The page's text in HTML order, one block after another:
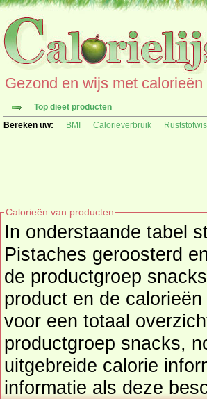
Gezond en wijs met
Top dieet producten
Bereken uw:
BMI Calorieverbruik
Calorieën van producten
In onderstaande tabel
Pistaches geroosterd
de productgroep snacks, noten
product en de
voor een totaal overzicht of bekijk alle producten uit
productgroep snacks,
uitgebreide calorie
informatie als deze